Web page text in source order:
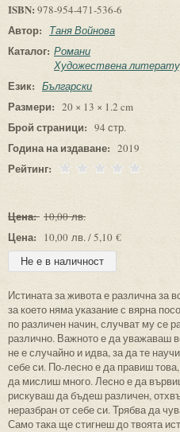
ISBN: 978-954-471-536-6
Автор: Таня Войнова
Каталог: Романи
Художествена
Език: Български
Размери: 20 × 13 × 1.2 cm
Брой страници: 94 стр.
Година на издаване: 2019
Рейтинг:
Цена: 10,00 лв.
Цена: 10,00 лв. / 5,10 €
Истината за живота е различна за
за което няма указание с вярна
по различен начин, случват му се
различно. Важното е да уважаваш
не е случайно и идва, за да те
себе си. По-лесно е да правиш
да мислиш много. Лесно е да
рискуваш да бъдеш различен,
неразбран от себе си. Трябва да
Само така ще стигнеш до твоята